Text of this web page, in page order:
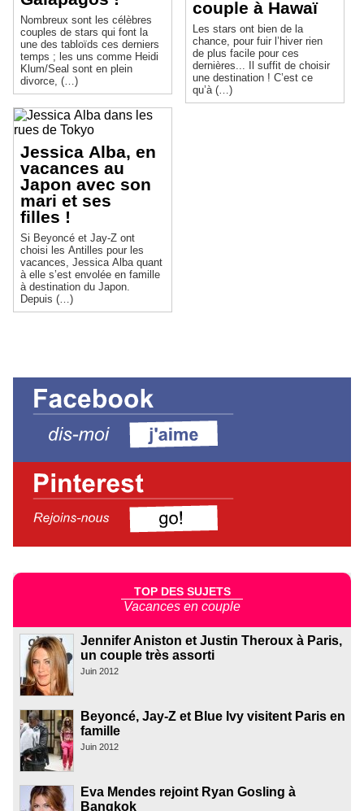
Nombreux sont les célèbres
couples de stars qui font la
une des tabloïds ces derniers
temps ; les uns comme Heidi
Klum/Seal sont en plein
divorce, (…)
Jessica Alba, en
vacances au
Japon avec son
mari et ses
filles !
Si Beyoncé et Jay-Z ont
choisi les Antilles pour les
vacances, Jessica Alba quant
à elle s’est envolée en famille
à destination du Japon.
Depuis (…)
couple à Hawaï
Les stars ont bien de la
chance, pour fuir l’hiver rien
de plus facile pour ces
dernières... Il suffit de choisir
une destination ! C’est ce
qu’à (…)
TOP DES SUJETS
Vacances en couple
Jennifer Aniston et Justin Theroux à Paris,
un couple très assorti
Juin 2012
Beyoncé, Jay-Z et Blue Ivy visitent Paris en
famille
Juin 2012
Eva Mendes rejoint Ryan Gosling à
Bangkok